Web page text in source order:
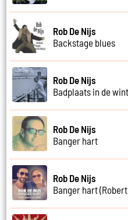
Rob De Nijs
Backstage blues
Rob De Nijs
Badplaats in de
Rob De Nijs
Banger hart
Rob De Nijs
Banger hart